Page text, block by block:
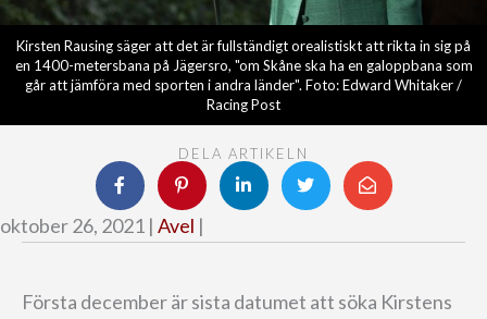
Kirsten Rausing säger att det är fullständigt orealistiskt att rikta in sig på
en 1400-metersbana på Jägersro, "om Skåne ska ha en galoppbana som
går att jämföra med sporten i andra länder". Foto: Edward Whitaker /
Racing Post
DELA ARTIKELN
oktober 26, 2021 | Avel |
Första december är sista datumet att söka Kirstens